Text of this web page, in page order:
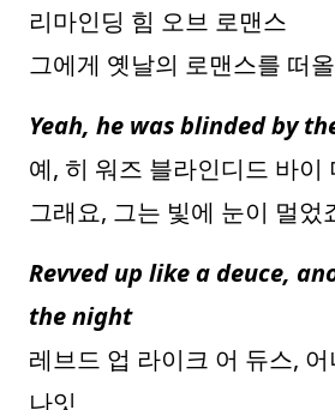
리마인딩 힘 오브 로맨스
그에게 옛날의 로맨스를 떠
Yeah, he was blinded by
예, 히 워즈 블라인디드 바이
그래요, 그는 빛에 눈이 멀었
Revved up like a deuce,
the night
레브드 업 라이크 어 듀스,
나잇